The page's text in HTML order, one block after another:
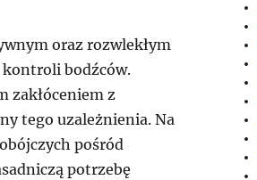
oraz rozwlekłym
kontroli bodźców.
zakłóceniem z
tego uzależnienia. Na
pośród
potrzebę